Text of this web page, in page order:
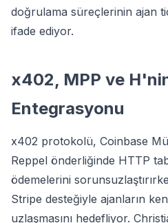
doğrulama süreçlerinin ajan
ifade ediyor.
x402, MPP ve
Entegrasyonu
x402 protokolü, Coinbase
Reppel önderliğinde HTTP
ödemelerini
Stripe desteğiyle ajanların
uzlaşmasını hedefliyor.